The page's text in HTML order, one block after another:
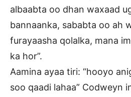
albaabta oo dhan waxaad
bannaanka, sababta oo ah
furayaasha qolalka, mana
ka hor”.
Aamina ayaa tiri: “hooyo
soo qaadi lahaa” Codweyn